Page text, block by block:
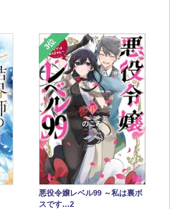
3位
悪役令嬢レベル99 ～私は裏ボ
スです…2